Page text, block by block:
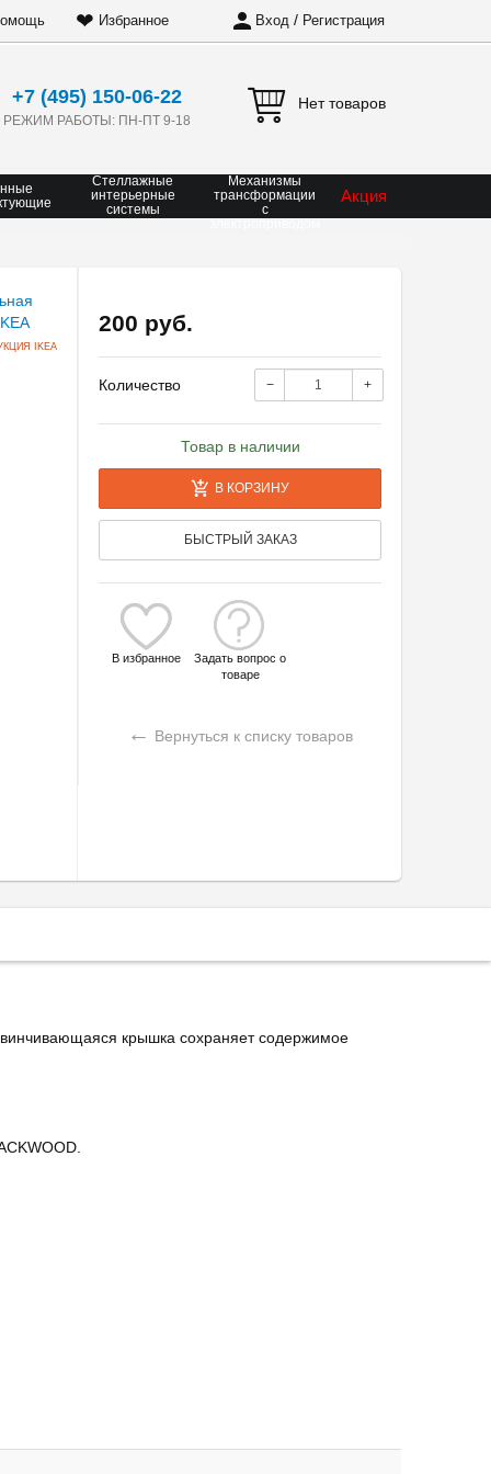
❤ Избранное Вход / Регистрация
+7 (495) 150-06-22
РЕЖИМ РАБОТЫ: ПН-ПТ 9-18
Нет товаров
Стеллажные
интерьерные
системы
Механизмы
трансформации
с
Акция
IKEA
200 руб.
Количество − +
Товар в наличии
В КОРЗИНУ
БЫСТРЫЙ ЗАКАЗ
В избранное
Задать вопрос о
товаре
← Вернуться к списку товаров
крышка сохраняет содержимое